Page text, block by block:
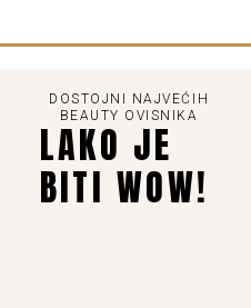
DOSTOJNI NAJVEĆIH
BEAUTY OVISNIKA
LAKO JE
BITI WOW!